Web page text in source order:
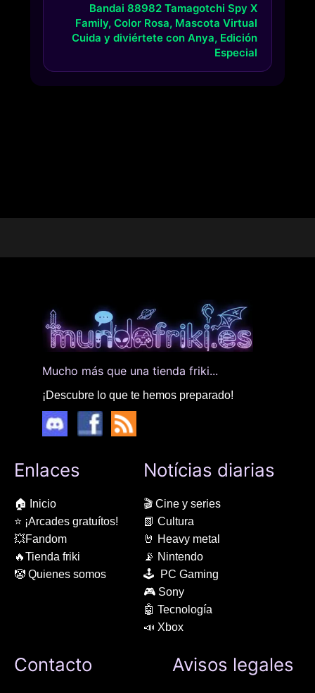
Bandai 88982 Tamagotchi Spy X
Family, Color Rosa, Mascota Virtual
Cuida y diviértete con Anya, Edición
Especial
Mucho más que una tienda friki...
¡Descubre lo que te hemos preparado!
Enlaces
🏠 Inicio
⭐ ¡Arcades gratuítos!
💥Fandom
🔥Tienda friki
🤡 Quienes somos
Notícias diarias
🎬 Cine y series
📗 Cultura
🤘 Heavy metal
📡 Nintendo
🕹 PC Gaming
🎮 Sony
🤖 Tecnología
📣 Xbox
Contacto Avisos legales